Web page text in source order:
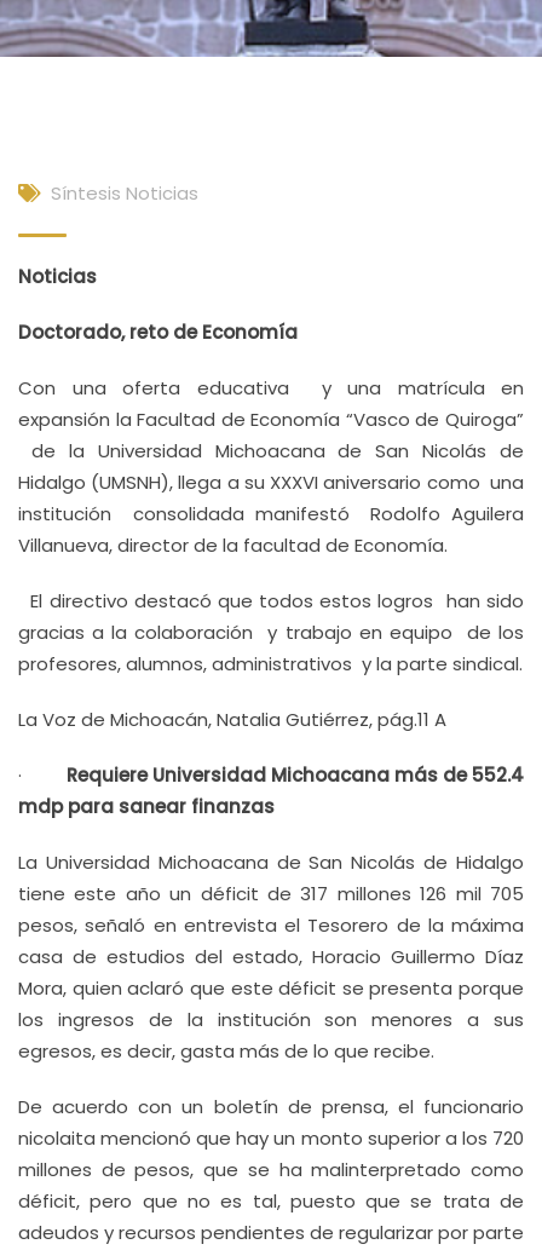
Síntesis Noticias
Noticias
Doctorado, reto de Economía
Con una oferta educativa y una matrícula en
expansión la Facultad de Economía “Vasco de Quiroga”
de la Universidad Michoacana de San Nicolás de
Hidalgo (UMSNH), llega a su XXXVI aniversario como una
institución consolidada manifestó Rodolfo Aguilera
Villanueva, director de la facultad de Economía.
El directivo destacó que todos estos logros han sido
gracias a la colaboración y trabajo en equipo de los
profesores, alumnos, administrativos y la parte sindical.
La Voz de Michoacán, Natalia Gutiérrez, pág.11 A
· Requiere Universidad Michoacana más de 552.4
mdp para sanear finanzas
La Universidad Michoacana de San Nicolás de Hidalgo
tiene este año un déficit de 317 millones 126 mil 705
pesos, señaló en entrevista el Tesorero de la máxima
casa de estudios del estado, Horacio Guillermo Díaz
Mora, quien aclaró que este déficit se presenta porque
los ingresos de la institución son menores a sus
egresos, es decir, gasta más de lo que recibe.
De acuerdo con un boletín de prensa, el funcionario
nicolaita mencionó que hay un monto superior a los 720
millones de pesos, que se ha malinterpretado como
déficit, pero que no es tal, puesto que se trata de
adeudos y recursos pendientes de regularizar por parte